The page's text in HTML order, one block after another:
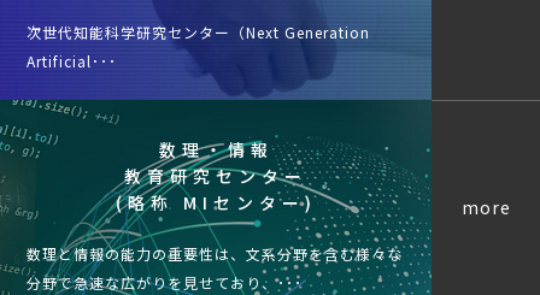
次世代知能科学研究センター（Next Generation
Artificial･･･
数理・情報
教育研究センター
(略称 MIセンター)
数理と情報の能力の重要性は、文系分野を含む様々な
分野で急速な広がりを見せており、･･･
more